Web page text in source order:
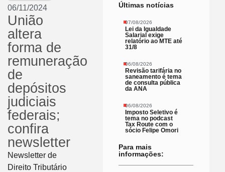
06/11/2024
União
altera
forma de
remuneração
de
depósitos
judiciais
federais;
confira
newsletter
Newsletter de
Direito Tributário
Últimas notícias
07/08/2026
Lei da Igualdade
Salarial exige
relatório ao MTE até
31/8
06/08/2026
Revisão tarifária no
saneamento é tema
de consulta pública
da ANA
06/08/2026
Imposto Seletivo é
tema no podcast
Tax Route com o
sócio Felipe Omori
Para mais
informações: